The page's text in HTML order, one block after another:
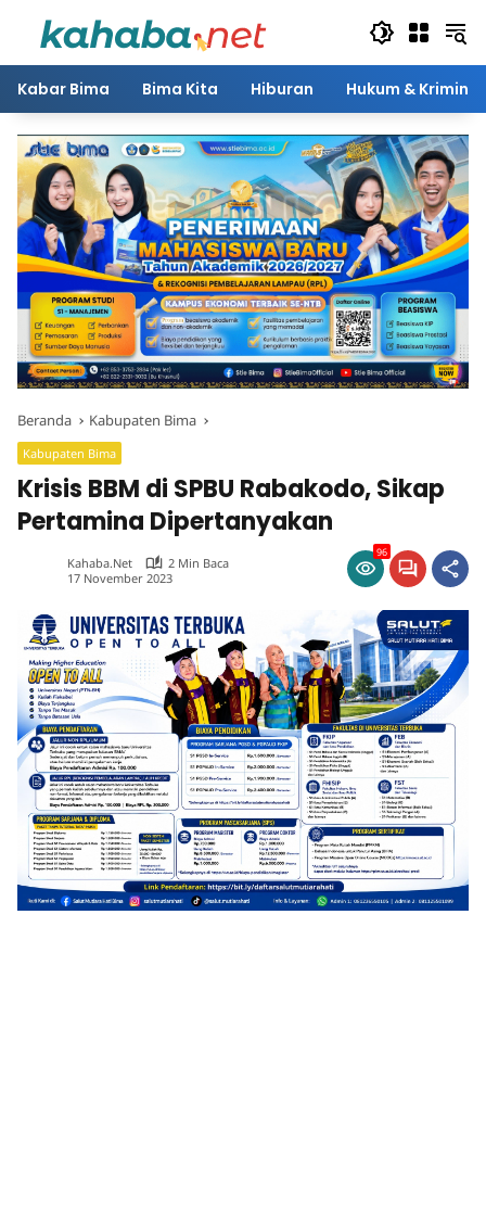
Kabar Bima Bima Kita Hiburan Hukum & Kriminal
Beranda Kabupaten Bima
Kabupaten Bima
Krisis BBM di SPBU Rabakodo, Sikap
Pertamina Dipertanyakan
Kahaba.net
2 Min Baca
17 November 2023
96